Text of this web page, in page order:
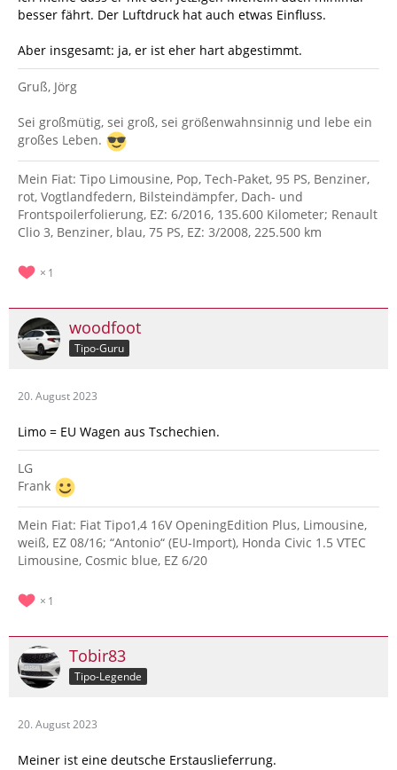
besser fährt. Der Luftdruck hat auch etwas Einfluss.
Aber insgesamt: ja, er ist eher hart abgestimmt.
Gruß, Jörg
Sei großmütig, sei groß, sei größenwahnsinnig und lebe ein
großes Leben.
Mein Fiat: Tipo Limousine, Pop, Tech-Paket, 95 PS, Benziner,
rot, Vogtlandfedern, Bilsteindämpfer, Dach- und
Frontspoilerfolierung, EZ: 6/2016, 135.600 Kilometer; Renault
Clio 3, Benziner, blau, 75 PS, EZ: 3/2008, 225.500 km
1
woodfoot
Tipo-Guru
20. August 2023
Limo = EU Wagen aus Tschechien.
LG
Frank
Mein Fiat: Fiat Tipo1,4 16V OpeningEdition Plus, Limousine,
weiß, EZ 08/16; “Antonio“ (EU-Import), Honda Civic 1.5 VTEC
Limousine, Cosmic blue, EZ 6/20
1
Tobir83
Tipo-Legende
20. August 2023
Meiner ist eine deutsche Erstauslieferrung.